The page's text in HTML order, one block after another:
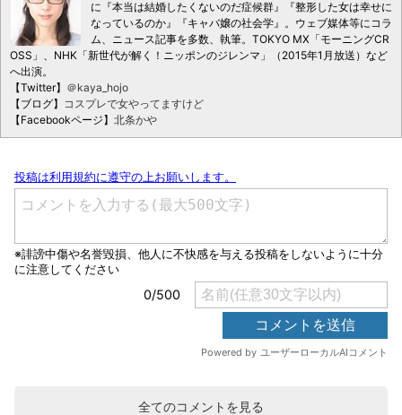
に『本当は結婚したくないのだ症候群』『整形した女は幸せに
なっているのか』『キャバ嬢の社会学』。ウェブ媒体等にコラ
ム、ニュース記事を多数、執筆。TOKYO MX「モーニングCR
OSS」、NHK「新世代が解く！ニッポンのジレンマ」（2015年1月放送）など
へ出演。
【Twitter】 ＠kaya_hojo
【ブログ】 コスプレで女やってますけど
【Facebookページ】 北条かや
全てのコメントを見る